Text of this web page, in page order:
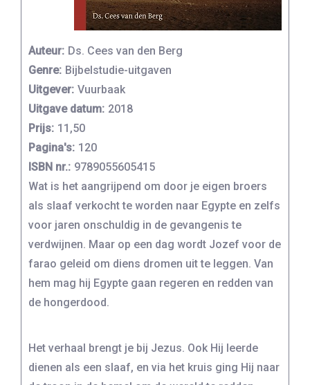
Auteur: Ds. Cees van den Berg
Genre: Bijbelstudie-uitgaven
Uitgever: Vuurbaak
Uitgave datum: 2018
Prijs: 11,50
Pagina's: 120
ISBN nr.: 9789055605415
Wat is het aangrijpend om door je eigen broers
als slaaf verkocht te worden naar Egypte en zelfs
voor jaren onschuldig in de gevangenis te
verdwijnen. Maar op een dag wordt Jozef voor de
farao geleid om diens dromen uit te leggen. Van
hem mag hij Egypte gaan regeren en redden van
de hongerdood.
Het verhaal brengt je bij Jezus. Ook Hij leerde
dienen als een slaaf, en via het kruis ging Hij naar